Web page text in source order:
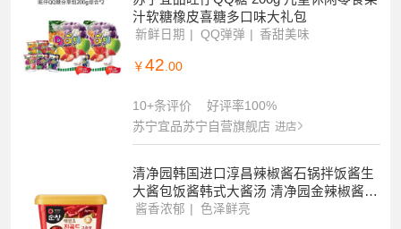
汁软糖橡皮喜糖多口味大礼包
新鲜日期 QQ弹弹 香甜美味
￥ 42 .00
10+条评价
好评率100%
苏宁宜品苏宁自营旗舰店 进店
清净园韩国进口淳昌辣椒酱石锅拌饭酱生
大酱包饭酱韩式大酱汤 清净园金辣椒酱45
0g
酱香浓郁 色泽鲜亮